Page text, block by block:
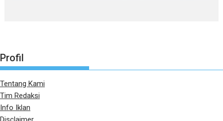
Profil
Tentang Kami
Tim Redaksi
Info Iklan